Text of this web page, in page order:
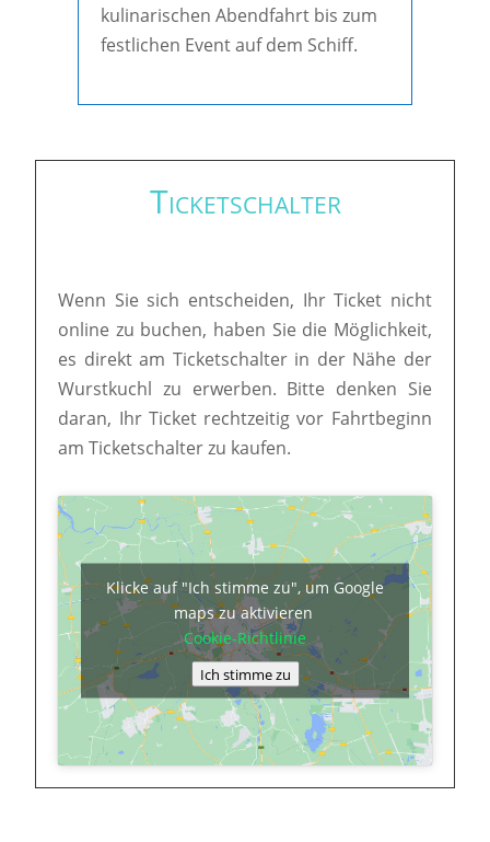
kulinarischen Abendfahrt bis zum
festlichen Event auf dem Schiff.
Ticketschalter
Wenn Sie sich entscheiden, Ihr Ticket nicht
online zu buchen, haben Sie die Möglichkeit,
es direkt am Ticketschalter in der Nähe der
Wurstkuchl zu erwerben. Bitte denken Sie
daran, Ihr Ticket rechtzeitig vor Fahrtbeginn
am Ticketschalter zu kaufen.
Klicke auf "Ich stimme zu", um Google
maps zu aktivieren
Cookie-Richtlinie
Ich stimme zu